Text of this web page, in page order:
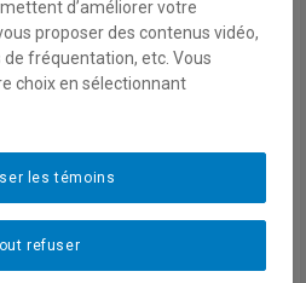
politiques aux États-Unis
Élections présidentielles,
législatives et locales aux États-
Relations entre le
Canada/Québec et les États-Unis
Enjeux géoéconomiques, cyber et
de désinformation pour les États-
d’améliorer votre
proposer des contenus vidéo,
de fréquentation, etc. Vous
choix en sélectionnant
refuser
les témoins